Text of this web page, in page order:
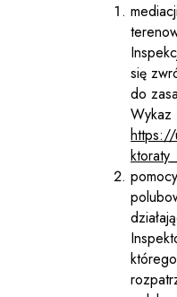
się
do
Wykaz
https://